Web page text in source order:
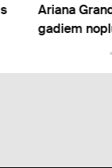
Ariana
gadiem